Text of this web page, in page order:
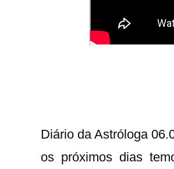
Diário da Astróloga
os próximos dias